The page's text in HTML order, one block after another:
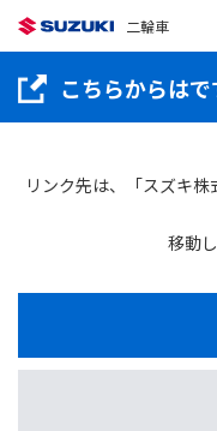
二輪車
こちらからはで
リンク先は、「スズキ
移動